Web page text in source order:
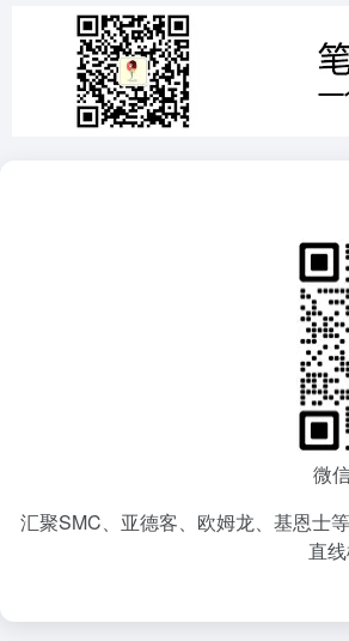
微
汇聚SMC、亚德客、欧姆龙、基恩士
直